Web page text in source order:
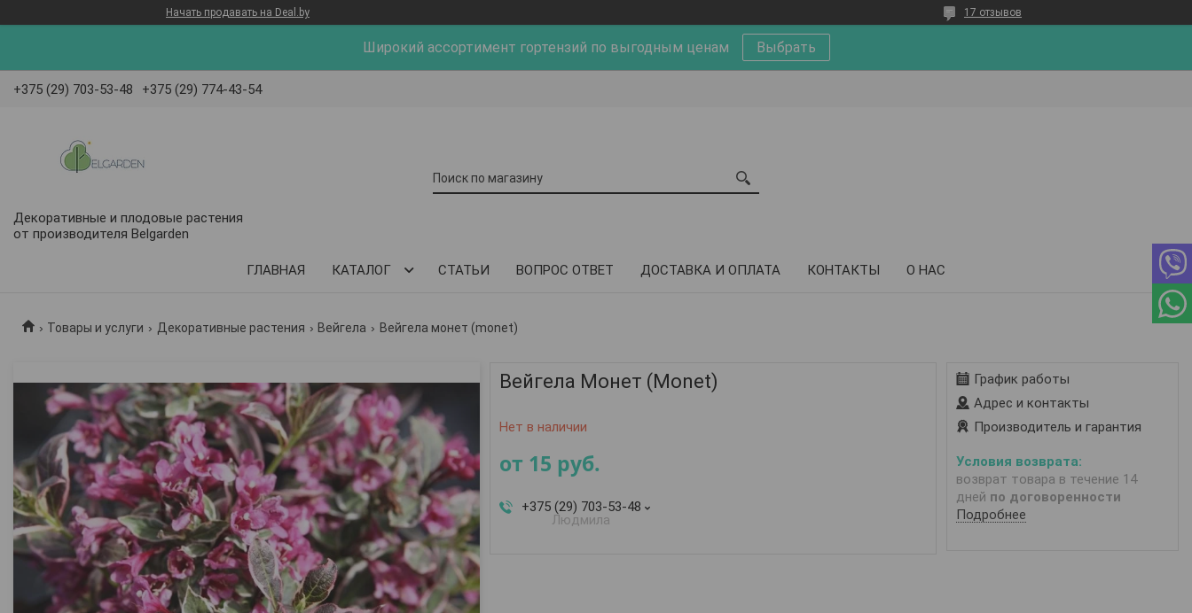
Начать продавать на Deal.by 17 отзывов
Широкий ассортимент гортензий по выгодным ценам Выбрать
+375 (29) 703-53-48 +375 (29) 774-43-54
Декоративные и плодовые растения
от производителя Belgarden
ГЛАВНАЯ КАТАЛОГ СТАТЬИ ВОПРОС ОТВЕТ ДОСТАВКА И ОПЛАТА КОНТАКТЫ О НАС
Товары и услуги Декоративные растения Вейгела Вейгела монет (monet)
Вейгела Монет (Monet)
Нет в наличии
от 15 руб.
+375 (29) 703-53-48
Людмила
График работы
Адрес и контакты
Производитель и гарантия
возврат товара в течение 14
дней по договоренности
Подробнее